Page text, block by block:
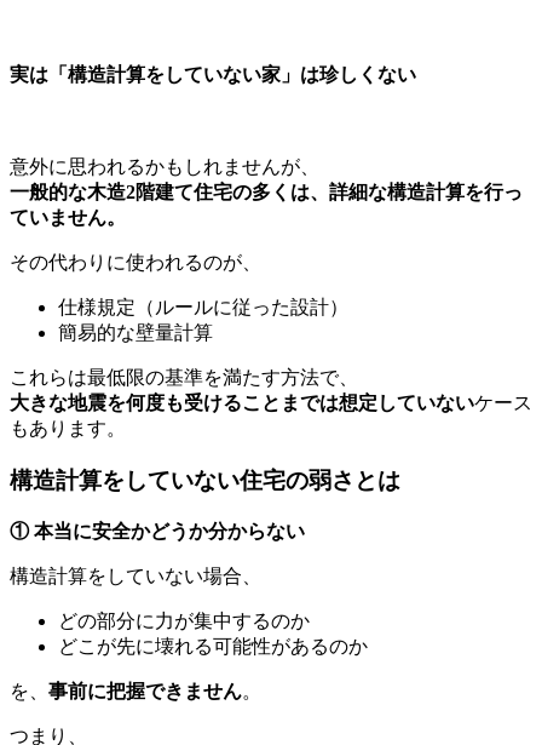
実は「構造計算をしていない家」は珍しくない
意外に思われるかもしれませんが、
一般的な木造2階建て住宅の多くは、詳細な構造計算を行っ
ていません。
その代わりに使われるのが、
仕様規定（ルールに従った設計）
簡易的な壁量計算
これらは最低限の基準を満たす方法で、
大きな地震を何度も受けることまでは想定していないケース
もあります。
構造計算をしていない住宅の弱さとは
①本当に安全かどうか分からない
構造計算をしていない場合、
どの部分に力が集中するのか
どこが先に壊れる可能性があるのか
を、 事前に把握できません。
つまり、